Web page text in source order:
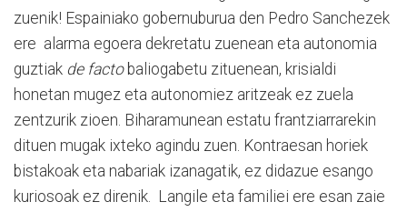
zuenik! Espainiako gobernuburua den Pedro Sanchezek
ere alarma egoera dekretatu zuenean eta autonomia
guztiak de factobaliogabetu zituenean, krisialdi
honetan mugez eta autonomiez aritzeak ez zuela
zentzurik zioen. Biharamunean estatu frantziarrarekin
dituen mugak ixteko agindu zuen. Kontraesan horiek
bistakoak eta nabariak izanagatik, ez didazue esango
kuriosoak ez direnik. Langile eta familiei ere esan zaie